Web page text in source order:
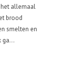
het allemaal
brood
smelten en
ga...